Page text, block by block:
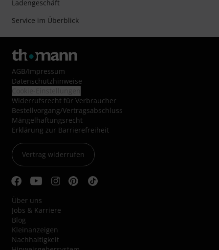
Ladengeschäft
Service im Überblick
AGB/Impressum
Datenschutzhinweise
Widerrufsrecht für Verbraucher
Bestellvorgang/Vertragsabschluss
Mängelhaftungsrecht
Erklärung zur Barrierefreiheit
Vertrag widerrufen
Über uns
Jobs & Karriere
Blog
Kleinanzeigen
Nachhaltigkeit